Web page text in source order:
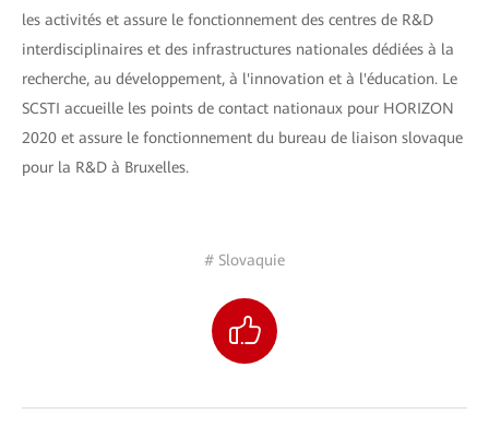
les activités et assure le fonctionnement des centres de R&D
interdisciplinaires et des infrastructures nationales dédiées à la
recherche, au développement, à l'innovation et à l'éducation. Le
SCSTI accueille les points de contact nationaux pour HORIZON
2020 et assure le fonctionnement du bureau de liaison slovaque
pour la R&D à Bruxelles.
# Slovaquie